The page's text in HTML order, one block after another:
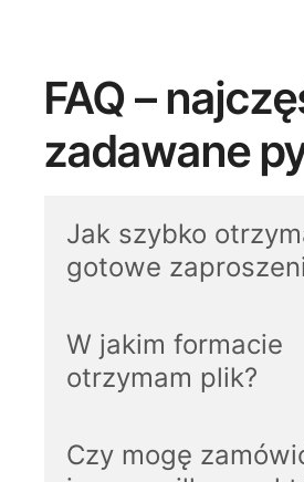
FAQ –
zadawane
Jak szybko
gotowe
W jakim formacie
otrzymam plik?
Czy mogę